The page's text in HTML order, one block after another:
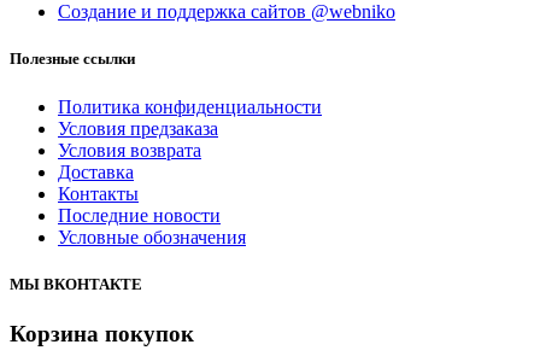
Создание и поддержка сайтов @webniko
Полезные ссылки
Политика конфиденциальности
Условия предзаказа
Условия возврата
Доставка
Контакты
Последние новости
Условные обозначения
МЫ ВКОНТАКТЕ
Корзина покупок